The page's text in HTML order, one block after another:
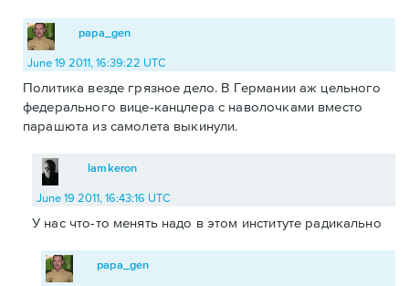
papa_gen
June 19 2011, 16:39:22 UTC
Политика везде грязное дело. В Германии аж цельного
федерального вице-канцлера с наволочками вместо
парашюта из самолета выкинули.
lamkeron
June 19 2011, 16:43:16 UTC
У нас что-то менять надо в этом институте радикально
papa_gen